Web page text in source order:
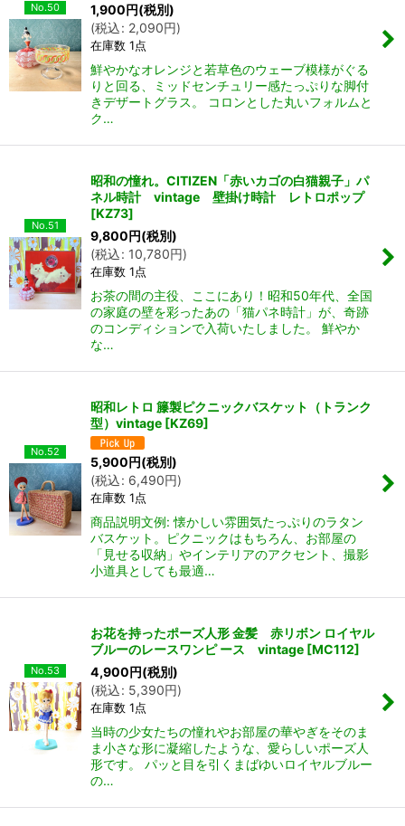
No.50
1,900円(税別)
(税込: 2,090円)
在庫数 1点
鮮やかなオレンジと若草色のウェーブ模様がぐる
りと回る、ミッドセンチュリー感たっぷりな脚付
きデザートグラス。 コロンとした丸いフォルムと
ク…
No.51
昭和の憧れ。CITIZEN「赤いカゴの白猫親子」パ
ネル時計 vintage 壁掛け時計 レトロポップ
[KZ73]
9,800円(税別)
(税込: 10,780円)
在庫数 1点
お茶の間の主役、ここにあり！昭和50年代、全国
の家庭の壁を彩ったあの「猫パネ時計」が、奇跡
のコンディションで入荷いたしました。 鮮やか
な…
No.52
昭和レトロ 籐製ピクニックバスケット（トランク
型）vintage [KZ69]
5,900円(税別)
(税込: 6,490円)
在庫数 1点
商品説明文例: 懐かしい雰囲気たっぷりのラタン
バスケット。ピクニックはもちろん、お部屋の
「見せる収納」やインテリアのアクセント、撮影
小道具としても最適…
No.53
お花を持ったポーズ人形 金髪 赤リボン ロイヤル
ブルーのレースワンピ ース vintage [MC112]
4,900円(税別)
(税込: 5,390円)
在庫数 1点
当時の少女たちの憧れやお部屋の華やぎをそのま
ま小さな形に凝縮したような、愛らしいポーズ人
形です。 パッと目を引くまばゆいロイヤルブルー
の…